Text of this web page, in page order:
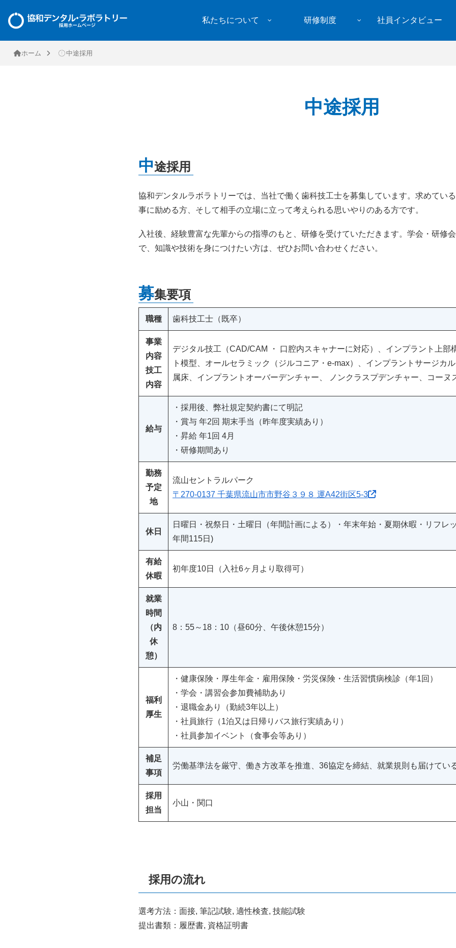
私たちについて 研修制度 社員インタビュー
ホーム 中途採用
中途採用
中途採用
協和デンタルラボラトリーでは、当社で働く歯科技工士を募集しています。求めてい
事に励める方、そして相手の立場に立って考えられる思いやりのある方です。
入社後、経験豊富な先輩からの指導のもと、研修を受けていただきます。学会・研修
で、知識や技術を身につけたい方は、ぜひお問い合わせください。
募集要項
職種 歯科技工士（既卒）
事業
内容
技工
内容
デジタル技工（CAD/CAM ・ 口腔内スキャナーに対応）、インプラント上部
ト模型、オールセラミック（ジルコニア・e-max）、インプラントサージカ
属床、インプラントオーバーデンチャー、 ノンクラスプデンチャー、コーヌ
給与
・採用後、弊社規定契約書にて明記
・賞与 年2回 期末手当（昨年度実績あり）
・昇給 年1回 4月
・研修期間あり
勤務
予定
地
流山セントラルパーク
〒270-0137 千葉県流山市市野谷３９８ 運A42街区5-3
休日
日曜日・祝祭日・土曜日（年間計画による）・年末年始・夏期休暇・リフレ
年間115日)
有給
休暇
初年度10日（入社6ヶ月より取得可）
就業
時間
（内
休
憩）
8：55～18：10（昼60分、午後休憩15分）
福利
厚生
・健康保険・厚生年金・雇用保険・労災保険・生活習慣病検診（年1回）
・学会・講習会参加費補助あり
・退職金あり（勤続3年以上）
・社員旅行（1泊又は日帰りバス旅行実績あり）
・社員参加イベント（食事会等あり）
補足
事項
労働基準法を厳守、働き方改革を推進、36協定を締結、就業規則も届けてい
採用
担当
小山・関口
採用の流れ
選考方法：面接, 筆記試験, 適性検査, 技能試験
提出書類：履歴書, 資格証明書